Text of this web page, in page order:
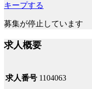
キープする
募集が停止しています
求人概要
求人番号 1104063